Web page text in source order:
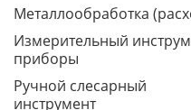
Металлообработка
Измерительный
приборы
Ручной слесарный
инструмент